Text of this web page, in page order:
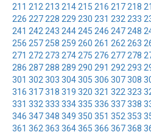
211 212 213 214 215 216 217 218
226 227 228 229 230 231 232 233
241 242 243 244 245 246 247 248
256 257 258 259 260 261 262 263
271 272 273 274 275 276 277 278
286 287 288 289 290 291 292 293
301 302 303 304305 306 307308
316 317318 319 320 321 322 323
331 332 333 334335 336 337338
346 347348 349 350 351 352 353
361 362 363 364365 366 367368